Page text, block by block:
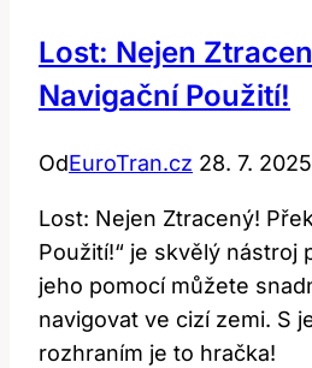
Lost: Nejen
Navigační Použití!
OdEuroTran.cz 28. 7. 2025
Lost: Nejen Ztracený!
Použití!“ je skvělý nástroj
jeho pomocí můžete
navigovat ve cizí zemi. S
rozhraním je to hračka!